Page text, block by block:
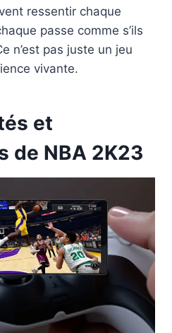
ressentir chaque
passe comme s’ils
n’est pas juste un jeu
vivante.
et
de NBA 2K23